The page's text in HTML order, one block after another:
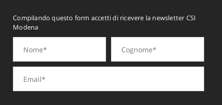
Compilando questo form accetti di ricevere la newsletter CSI
Modena